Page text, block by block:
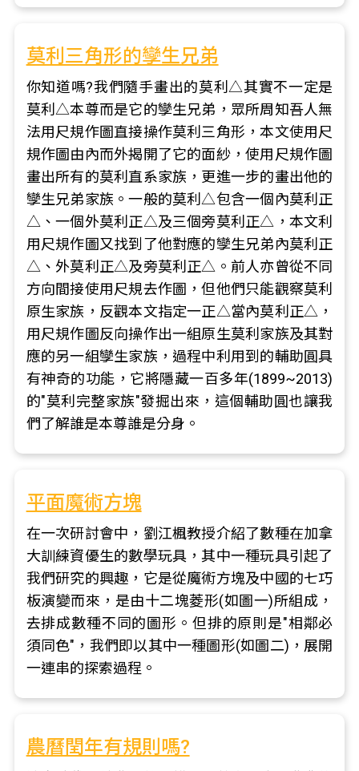
莫利三角形的孿生兄弟
你知道嗎?我們隨手畫出的莫利△其實不一定是
莫利△本尊而是它的孿生兄弟，眾所周知吾人無
法用尺規作圖直接操作莫利三角形，本文使用尺
規作圖由內而外揭開了它的面紗，使用尺規作圖
畫出所有的莫利直系家族，更進一步的畫出他的
孿生兄弟家族。一般的莫利△包含一個內莫利正
△、一個外莫利正△及三個旁莫利正△，本文利
用尺規作圖又找到了他對應的孿生兄弟內莫利正
△、外莫利正△及旁莫利正△。前人亦曾從不同
方向間接使用尺規去作圖，但他們只能觀察莫利
原生家族，反觀本文指定一正△當內莫利正△，
用尺規作圖反向操作出一組原生莫利家族及其對
應的另一組孿生家族，過程中利用到的輔助圓具
有神奇的功能，它將隱藏一百多年(1899~2013)
的"莫利完整家族"發掘出來，這個輔助圓也讓我
們了解誰是本尊誰是分身。
平面魔術方塊
在一次研討會中，劉江楓教授介紹了數種在加拿
大訓練資優生的數學玩具，其中一種玩具引起了
我們研究的興趣，它是從魔術方塊及中國的七巧
板演變而來，是由十二塊菱形(如圖一)所組成，
去排成數種不同的圖形。但排的原則是"相鄰必
須同色"，我們即以其中一種圖形(如圖二)，展開
一連串的探索過程。
農曆閏年有規則嗎?